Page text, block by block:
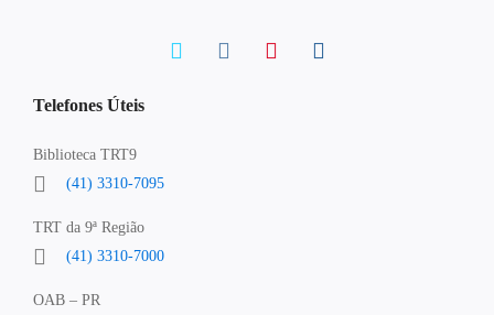
Telefones Úteis
Biblioteca TRT9
(41) 3310-7095
TRT da 9ª Região
(41) 3310-7000
OAB – PR